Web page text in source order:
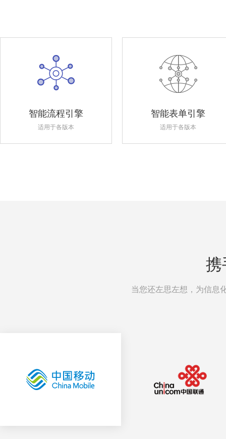
智能流程引擎
适用于各版本
智能表单引擎
适用于各版本
携
当您还左思左想，为信息